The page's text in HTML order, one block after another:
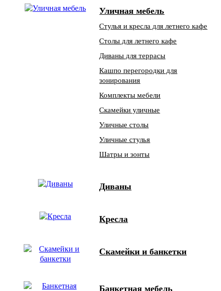
Уличная мебель
Стулья и кресла для летнего кафе
Столы для летнего кафе
Диваны для террасы
Кашпо перегородки для
зонирования
Комплекты мебели
Скамейки уличные
Уличные столы
Уличные стулья
Шатры и зонты
Диваны
Кресла
Скамейки и банкетки
Банкетная мебель